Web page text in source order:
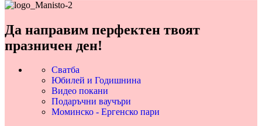
Да направим перфектен твоят
празничен ден!
Сватба
Юбилей и Годишнина
Видео покани
Подаръчни ваучъри
Моминско - Ергенско пари